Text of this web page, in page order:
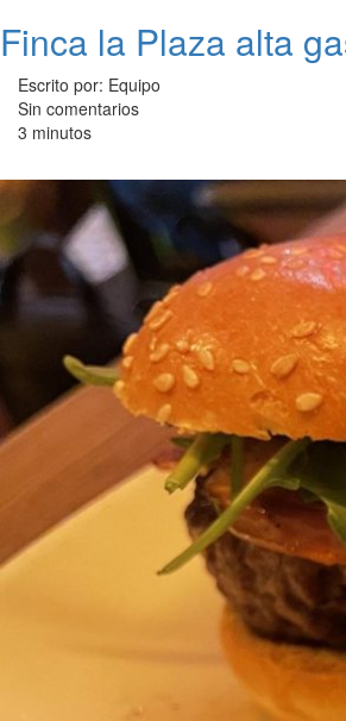
Finca la Plaza alta
Escrito por: Equipo
Sin comentarios
3 minutos